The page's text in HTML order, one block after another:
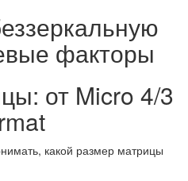
факторы
от Micro 4/3
какой размер матрицы